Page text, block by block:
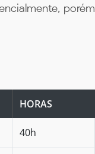
porém
HORAS
40h